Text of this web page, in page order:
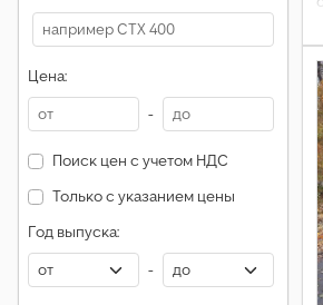
Цена:
-
Поиск цен с учетом НДС
Только с указанием цены
Год выпуска:
-